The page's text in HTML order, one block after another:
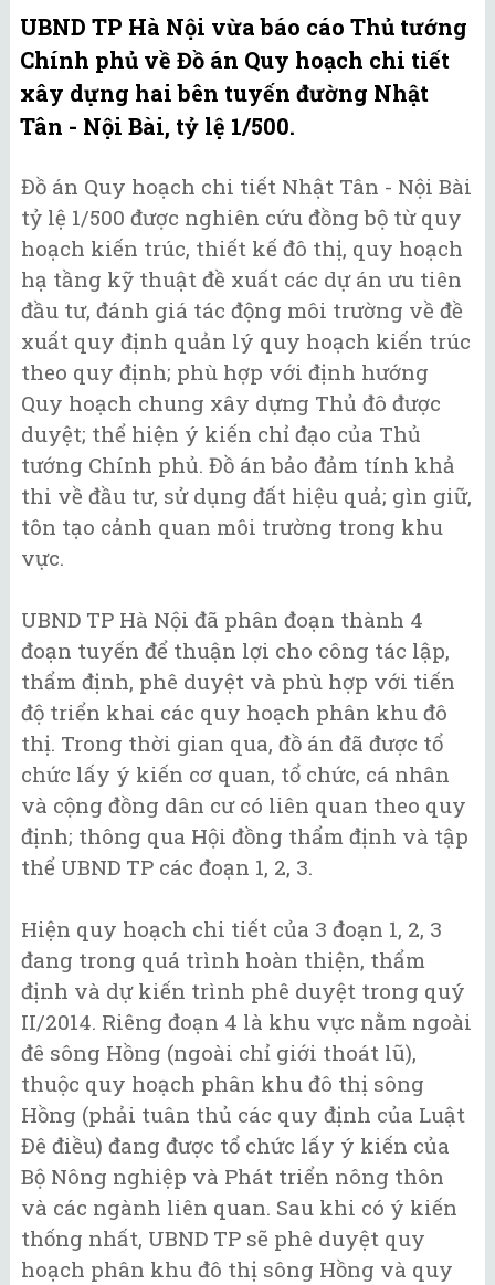
UBND TP Hà Nội vừa báo cáo Thủ tướng
Chính phủ về Đồ án Quy hoạch chi tiết
xây dựng hai bên tuyến đường Nhật
Tân - Nội Bài, tỷ lệ 1/500.
Đồ án Quy hoạch chi tiết Nhật Tân - Nội Bài
tỷ lệ 1/500 được nghiên cứu đồng bộ từ quy
hoạch kiến trúc, thiết kế đô thị, quy hoạch
hạ tầng kỹ thuật đề xuất các dự án ưu tiên
đầu tư, đánh giá tác động môi trường về đề
xuất quy định quản lý quy hoạch kiến trúc
theo quy định; phù hợp với định hướng
Quy hoạch chung xây dựng Thủ đô được
duyệt; thể hiện ý kiến chỉ đạo của Thủ
tướng Chính phủ. Đồ án bảo đảm tính khả
thi về đầu tư, sử dụng đất hiệu quả; gìn giữ,
tôn tạo cảnh quan môi trường trong khu
vực.
UBND TP Hà Nội đã phân đoạn thành 4
đoạn tuyến để thuận lợi cho công tác lập,
thẩm định, phê duyệt và phù hợp với tiến
độ triển khai các quy hoạch phân khu đô
thị. Trong thời gian qua, đồ án đã được tổ
chức lấy ý kiến cơ quan, tổ chức, cá nhân
và cộng đồng dân cư có liên quan theo quy
định; thông qua Hội đồng thẩm định và tập
thể UBND TP các đoạn 1, 2, 3.
Hiện quy hoạch chi tiết của 3 đoạn 1, 2, 3
đang trong quá trình hoàn thiện, thẩm
định và dự kiến trình phê duyệt trong quý
II/2014. Riêng đoạn 4 là khu vực nằm ngoài
đê sông Hồng (ngoài chỉ giới thoát lũ),
thuộc quy hoạch phân khu đô thị sông
Hồng (phải tuân thủ các quy định của Luật
Đê điều) đang được tổ chức lấy ý kiến của
Bộ Nông nghiệp và Phát triển nông thôn
và các ngành liên quan. Sau khi có ý kiến
thống nhất, UBND TP sẽ phê duyệt quy
hoạch phân khu đô thị sông Hồng và quy